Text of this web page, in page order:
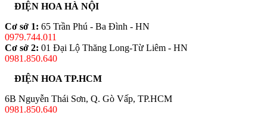
ĐIỆN HOA HÀ NỘI
Cơ sở 1: 65 Trần Phú - Ba Đình - HN
0979.744.011
Cơ sở 2: 01 Đại Lộ Thăng Long-Từ Liêm - HN
0981.850.640
ĐIỆN HOA TP.HCM
6B Nguyễn Thái Sơn, Q. Gò Vấp, TP.HCM
0981.850.640